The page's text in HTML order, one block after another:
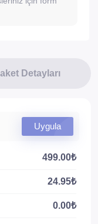
Detayları
Uygula
499.00₺
24.95₺
0.00₺